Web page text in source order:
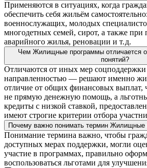
Применяются в ситуациях, когда
обеспечить себя жильём
военнослужащих, молодых
многодетных семей, сирот, а также при
аварийного жилья, реновации и т. д.
Чем Жилищные программы отличается
понятий?
Отличаются от иных мер соцподдержки
направленностью — решают именно
отличие от общих финансовых выплат,
не прямую денежную помощь, а
кредиты с низкой ставкой,
имеют строгие критерии отбора
Почему важно понимать термин Жилищные
Понимание термина важно, чтобы
доступных мерах поддержки, могли
участие в программах, правильно
воспользоваться льготами для